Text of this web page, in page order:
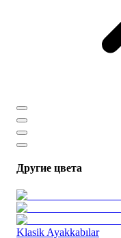
Другие цвета
Klasik Ayakkabılar